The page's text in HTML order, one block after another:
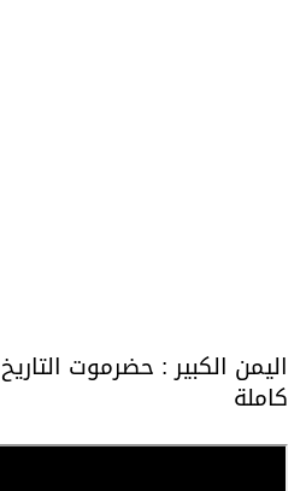
اليمن الكبير : حضرموت
كاملة